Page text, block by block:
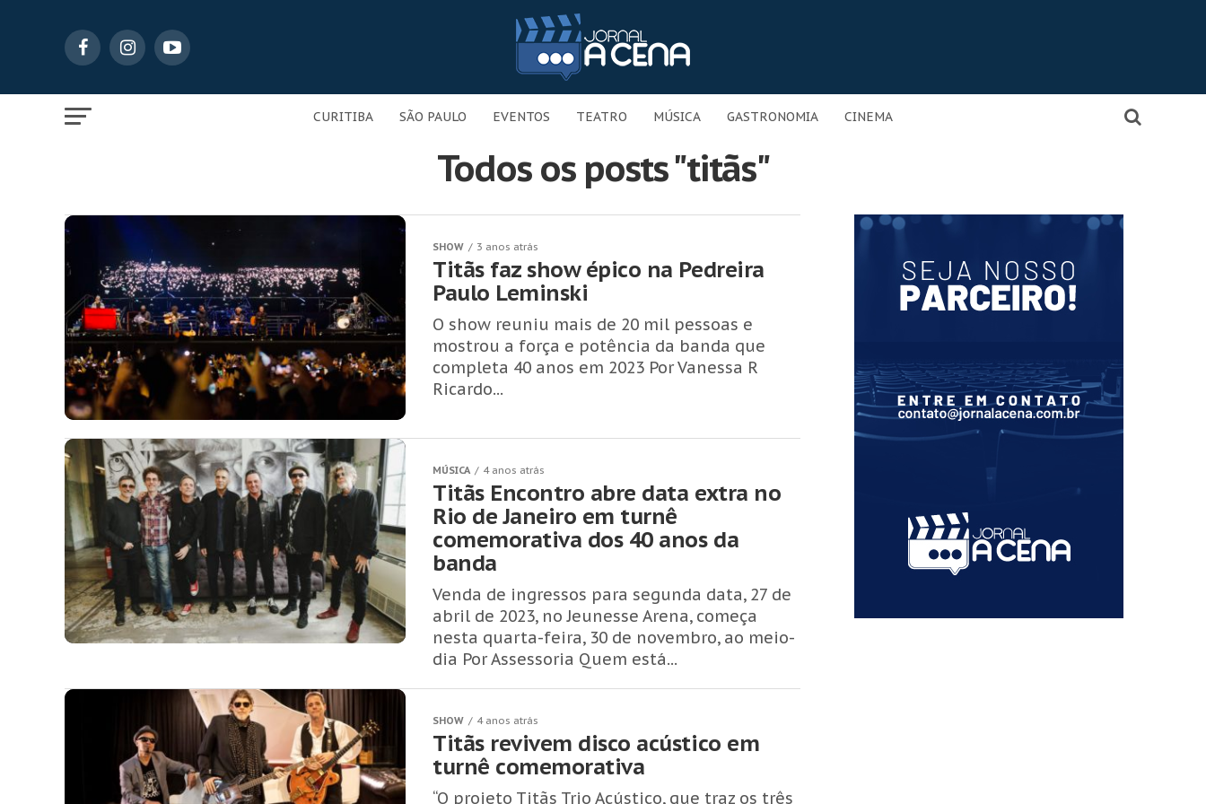
CURITIBA SÃO PAULO EVENTOS TEATRO MÚSICA GASTRONOMIA CINEMA
Todos os posts "titãs"
SHOW 3 anos atrás
Titãs faz show épico na Pedreira
Paulo Leminski
O show reuniu mais de 20 mil pessoas e
mostrou a força e potência da banda que
completa 40 anos em 2023 Por Vanessa R
Ricardo...
MÚSICA 4 anos atrás
Titãs Encontro abre data extra no
Rio de Janeiro em turnê
comemorativa dos 40 anos da
banda
Venda de ingressos para segunda data, 27 de
abril de 2023, no Jeunesse Arena, começa
nesta quarta-feira, 30 de novembro, ao meio-
dia Por Assessoria Quem está...
SHOW 4 anos atrás
Titãs revivem disco acústico em
turnê comemorativa
“O projeto Titãs Trio Acústico, que traz os três